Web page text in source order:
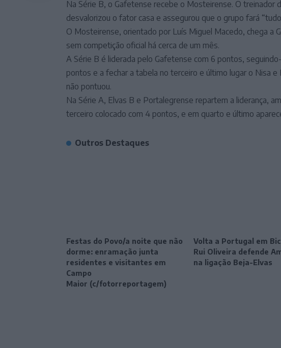
Na Série B, o Gafetense recebe o Mosteirense. O treinador
desvalorizou o fator casa e assegurou que o grupo fará
O Mosteirense, orientado por Luís Miguel Macedo, chega a
sem competição oficial há cerca de um mês.
A Série B é liderada pelo Gafetense com 6 pontos,
pontos e a fechar a tabela no terceiro e último lugar o Nisa
não pontuou.
Na Série A, Elvas B e Portalegrense repartem a liderança,
terceiro colocado com 4 pontos, e em quarto e último
Outros Destaques
Festas do Povo/a noite que não
dorme: enramação junta
residentes e visitantes em
Campo
Maior (c/fotorreportagem)
Volta a Portugal em
Rui Oliveira defende
na ligação Beja-Elvas